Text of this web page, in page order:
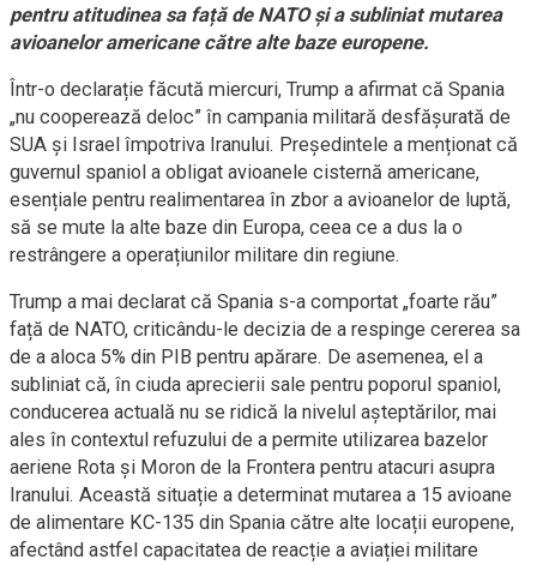
pentru atitudinea sa față de NATO și a subliniat mutarea
avioanelor americane către alte baze europene.
Într-o declarație făcută miercuri, Trump a afirmat că Spania
„nu cooperează deloc” în campania militară desfășurată de
SUA și Israel împotriva Iranului. Președintele a menționat că
guvernul spaniol a obligat avioanele cisternă americane,
esențiale pentru realimentarea în zbor a avioanelor de luptă,
să se mute la alte baze din Europa, ceea ce a dus la o
restrângere a operațiunilor militare din regiune.
Trump a mai declarat că Spania s-a comportat „foarte rău”
față de NATO, criticându-le decizia de a respinge cererea sa
de a aloca 5% din PIB pentru apărare. De asemenea, el a
subliniat că, în ciuda aprecierii sale pentru poporul spaniol,
conducerea actuală nu se ridică la nivelul așteptărilor, mai
ales în contextul refuzului de a permite utilizarea bazelor
aeriene Rota și Moron de la Frontera pentru atacuri asupra
Iranului. Această situație a determinat mutarea a 15 avioane
de alimentare KC-135 din Spania către alte locații europene,
afectând astfel capacitatea de reacție a aviației militare